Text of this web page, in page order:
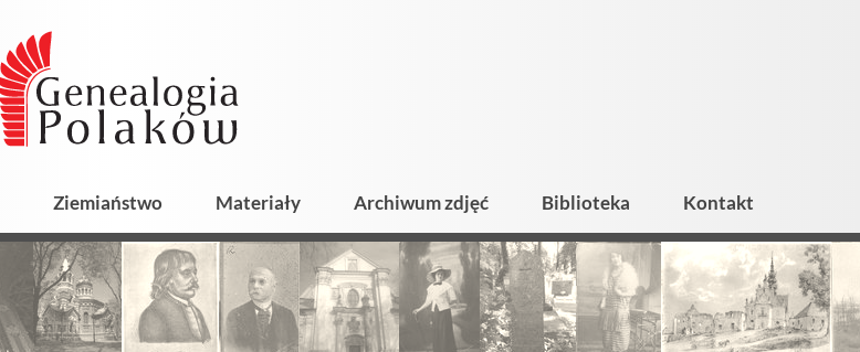
Ziemiaństwo Materiały Archiwum zdjęć Biblioteka Kontakt